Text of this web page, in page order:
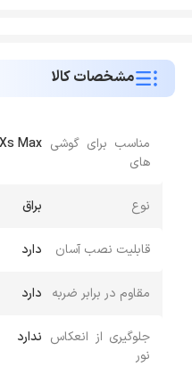
مشخصات کالا
مناسب برای گوشی
های
Max
نوع براق
قابلیت نصب آسان دارد
مقاوم در برابر ضربه دارد
جلوگیری از انعکاس
نور
ندارد